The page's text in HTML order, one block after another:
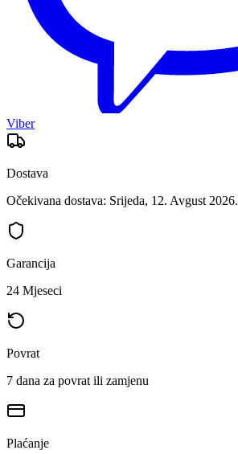
Viber
Dostava
Očekivana dostava: Srijeda, 12. Avgust 2026.
Garancija
24 Mjeseci
Povrat
7 dana za povrat ili zamjenu
Plaćanje